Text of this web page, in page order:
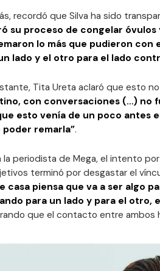
recordó que Silva ha sido
su proceso de congelar
lo más que pudieron
lado y el otro para el lado
Tita Ureta aclaró que esto
con conversaciones (…) no
esto venía de un poco antes
poder remarla”.
la periodista de Mega, el intento
terminó por desgastar el
casa piensa que va a ser algo
para un lado y para el otro,
que el contacto entre ambos